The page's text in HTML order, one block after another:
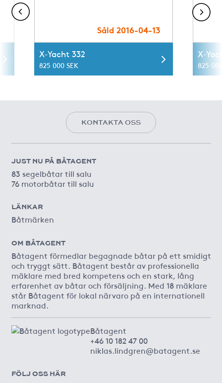
Såld 2016-04-13
X-Yacht 332
825 000 SEK
X-
825
KONTAKTA OSS
JUST NU PÅ BÅTAGENT
83 segelbåtar till salu
76 motorbåtar till salu
LÄNKAR
Båtmärken
OM BÅTAGENT
Båtagent förmedlar begagnade båtar på ett smidigt
och tryggt sätt. Båtagent består av professionella
mäklare med bred kompetens och en stark, lång
erfarenhet av båtar och försäljning. Med 18 mäklare
står Båtagent för lokal närvaro på en internationell
marknad.
Båtagent
+46 10 182 47 00
niklas.lindgren@batagent.se
FÖLJ OSS HÄR